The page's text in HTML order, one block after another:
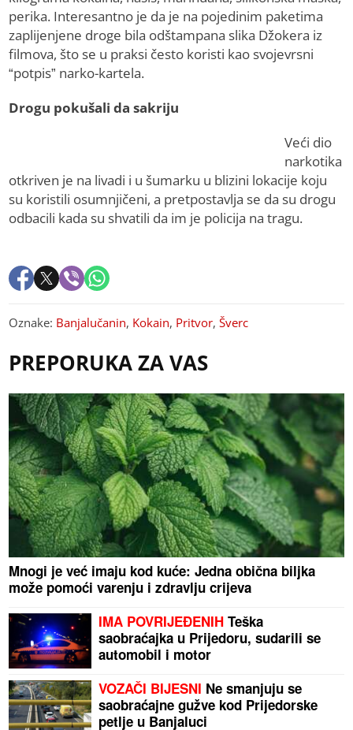
perika. Interesantno je da je na pojedinim paketima
zaplijenjene droge bila odštampana slika Džokera iz
filmova, što se u praksi često koristi kao svojevrsni
“potpis” narko-kartela.
Drogu pokušali da sakriju
Veći dio
narkotika
otkriven je na livadi i u šumarku u blizini lokacije koju
su koristili osumnjičeni, a pretpostavlja se da su drogu
odbacili kada su shvatili da im je policija na tragu.
Oznake: Banjalučanin, Kokain, Pritvor,Šverc
PREPORUKA ZA VAS
Mnogi je već imaju kod kuće: Jedna obična biljka
može pomoći varenju i zdravlju crijeva
IMA POVRIJEĐENIH Teška
saobraćajka u Prijedoru, sudarili se
automobil i motor
VOZAČI BIJESNI Ne smanjuju se
saobraćajne gužve kod Prijedorske
petlje u Banjaluci